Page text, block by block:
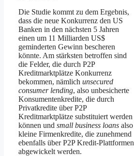
Die Studie kommt zu dem Ergebnis,
dass die neue Konkurrenz den US
Banken in den nächsten 5 Jahren
einen um 11 Milliarden US$
geminderten Gewinn bescheren
könnte. Am stärksten betroffen sind
die Felder, die durch P2P
Kreditmarktplätze Konkurrenz
bekommen, nämlich unsecured
consumer lending, also unbesicherte
Konsumentenkredite, die durch
Privatkredite über P2P
Kreditmarktplätze substituiert werden
können und small business loans also
kleine Firmenkredite, die zunehmend
ebenfalls über P2P Kredit-Plattformen
abgewickelt werden.